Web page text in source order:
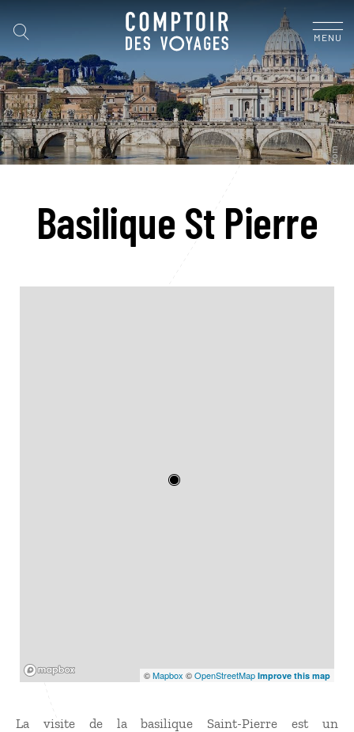
MENU
Basilique St Pierre
©Mapbox ©OpenStreetMap Improve this map
La visite de la basilique Saint-Pierre est un